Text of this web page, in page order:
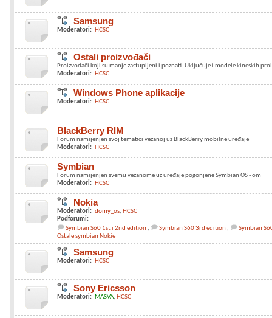
Samsung
Moderatori: HCSC
Ostali proizvođači
Proizvođači koji su manje zastupljeni i poznati. Uključuje i modele kineskih
Moderatori: HCSC
Windows Phone aplikacije
Moderatori: HCSC
BlackBerry RIM
Forum namijenjen svoj tematici vezanoj uz BlackBerry mobilne uređaje
Moderatori: HCSC
Symbian
Forum namijenjen svemu vezanome uz uređaje pogonjene Symbian OS - om
Moderatori: HCSC
Nokia
Moderatori: domy_os HCSC
Podforumi:
Symbian S60 1st i 2nd edition
Symbian S60 3rd edition
Symbian
Ostale symbian Nokie
Samsung
Moderatori: HCSC
Sony Ericsson
Moderatori: MASVA HCSC